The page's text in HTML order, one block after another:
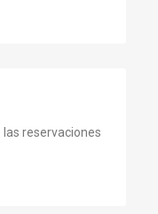
reservaciones